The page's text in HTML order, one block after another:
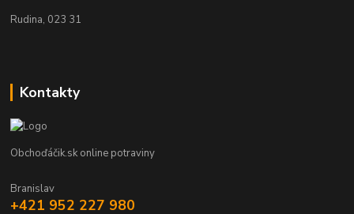
Rudina, 023 31
Kontakty
Obchoďáčik.sk online potraviny
Branislav
+421 952 227 980